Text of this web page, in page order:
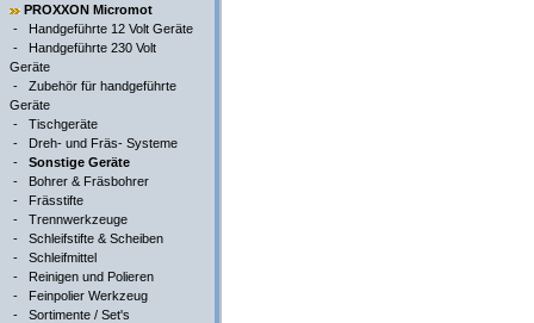
PROXXON Micromot
- Handgeführte 12 Volt Geräte
- Handgeführte 230 Volt
Geräte
- Zubehör für handgeführte
Geräte
- Tischgeräte
- Dreh- und Fräs- Systeme
- Sonstige Geräte
- Bohrer & Fräsbohrer
- Frässtifte
- Trennwerkzeuge
- Schleifstifte & Scheiben
- Schleifmittel
- Reinigen und Polieren
- Feinpolier Werkzeug
- Sortimente / Set's